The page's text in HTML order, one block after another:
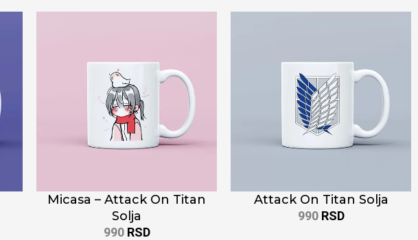
Micasa – Attack On Titan
Solja
990 RSD
Attack On Titan Solja
990 RSD